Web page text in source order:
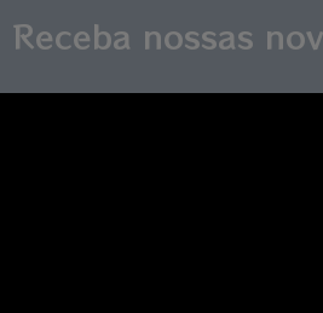
Receba nossas